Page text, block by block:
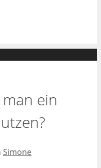
ein
Simone